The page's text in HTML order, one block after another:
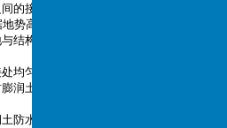
接缝应错开，不宜形成贯通的接缝。在
势高低沿水流的方
构层贴实，不宜折褶、悬空。
匀撒上0.4~0.6kg/m的膨润土粉。
土防水毯可以在底部打皱1}2个，打皱长
水毯，先用一块完整的膨润土防水毯依